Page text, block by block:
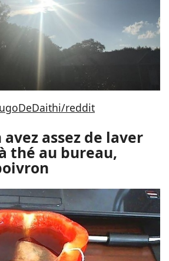
reddit
avez assez de laver
thé au bureau,